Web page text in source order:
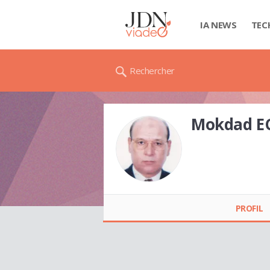
IA NEWS
Rechercher
Mokdad
PROFIL